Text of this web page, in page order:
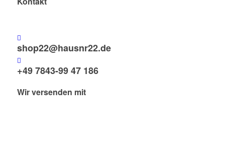
shop22@hausnr22.de
+49 7843-99 47 186
Wir versenden mit